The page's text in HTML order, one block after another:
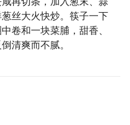
丝大火快炒。筷子一下
卷和一块菜脯，甜香、
清爽而不腻。